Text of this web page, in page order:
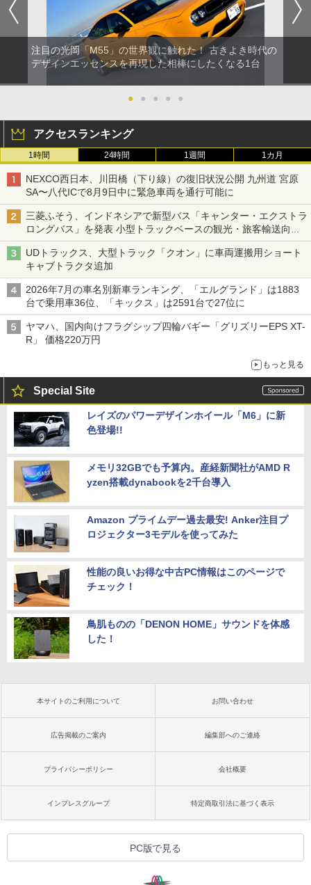
注目の光岡「M55」の世界観に触れた！ 古きよき時代の
デザインエッセンスを再現した相棒にしたくなる1台
● ● ● ● ●
アクセスランキング
1時間 24時間 1週間 1カ月
NEXCO西日本、川田橋（下り線）の復旧状況公開 九州道 宮原
SA〜八代ICで8月9日中に緊急車両を通行可能に
三菱ふそう、インドネシアで新型バス「キャンター・エクストラ
ロングバス」を発表 小型トラックベースの観光・旅客輸送向け
バス
UDトラックス、大型トラック「クオン」に車両運搬用ショート
キャブトラクタ追加
2026年7月の車名別新車ランキング、「エルグランド」は1883
台で乗用車36位、「キックス」は2591台で27位に
ヤマハ、国内向けフラグシップ四輪バギー「グリズリーEPS XT-
R」 価格220万円
もっと見る
Special Site
レイズのパワーデザインホイール「M6」に新
色登場!!
メモリ32GBでも予算内。産経新聞社がAMD R
yzen搭載dynabookを2千台導入
Amazon プライムデー過去最安! Anker注目プ
ロジェクター3モデルを使ってみた
性能の良いお得な中古PC情報はこのページで
チェック！
鳥肌ものの「DENON HOME」サウンドを体感
した！
本サイトのご利用について お問い合わせ
広告掲載のご案内 編集部へのご連絡
プライバシーポリシー 会社概要
インプレスグループ 特定商取引法に基づく表示
PC版で見る